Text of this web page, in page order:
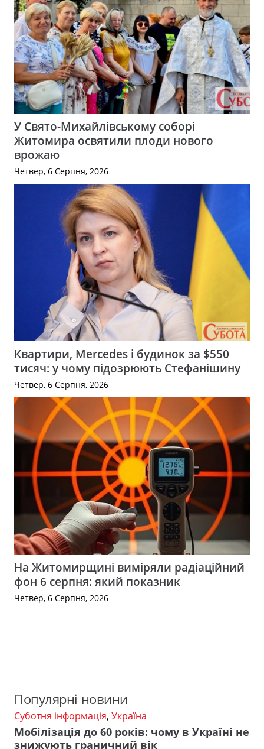
У Свято-Михайлівському соборі
Житомира освятили плоди нового
врожаю
Четвер, 6 Серпня, 2026
Квартири, Mercedes і будинок за $550
тисяч: у чому підозрюють Стефанішину
Четвер, 6 Серпня, 2026
На Житомирщині виміряли радіаційний
фон 6 серпня: який показник
Четвер, 6 Серпня, 2026
Популярні новини
Суботня інформація, Україна
Мобілізація до 60 років: чому в Україні не
знижують граничний вік